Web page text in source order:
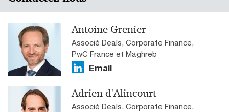
Antoine Grenier
Associé Deals, Corporate Finance,
PwC France et Maghreb
Email
Adrien d'Alincourt
Associé Deals, Corporate Finance,